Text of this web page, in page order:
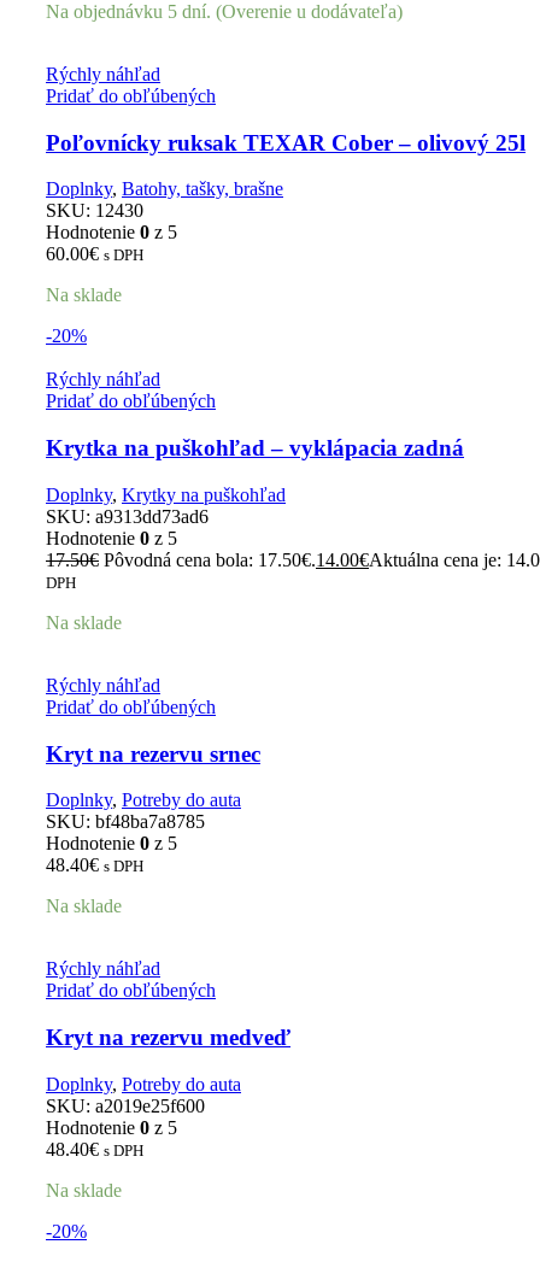
Na objednávku 5 dní. (Overenie u dodávateľa)
Rýchly náhľad
Pridať do obľúbených
Poľovnícky ruksak TEXAR Cober – olivový 25l
Doplnky, Batohy, tašky, brašne
SKU: 12430
Hodnotenie 0 z 5
60.00€ s DPH
Na sklade
-20%
Rýchly náhľad
Pridať do obľúbených
Krytka na puškohľad – vyklápacia zadná
Doplnky, Krytky na puškohľad
SKU: a9313dd73ad6
Hodnotenie 0 z 5
17.50€ Pôvodná cena bola: 17.50€.14.00€Aktuálna cena je:
DPH
Na sklade
Rýchly náhľad
Pridať do obľúbených
Kryt na rezervu srnec
Doplnky, Potreby do auta
SKU: bf48ba7a8785
Hodnotenie 0 z 5
48.40€ s DPH
Na sklade
Rýchly náhľad
Pridať do obľúbených
Kryt na rezervu medveď
Doplnky, Potreby do auta
SKU: a2019e25f600
Hodnotenie 0 z 5
48.40€ s DPH
Na sklade
-20%